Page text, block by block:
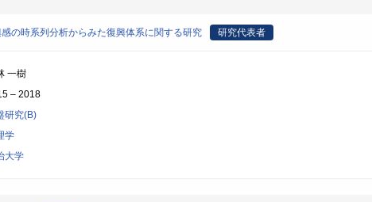
の時系列分析からみた復興体系に関する研究 研究代表者
一樹
– 2018
研究(B)
学
大学